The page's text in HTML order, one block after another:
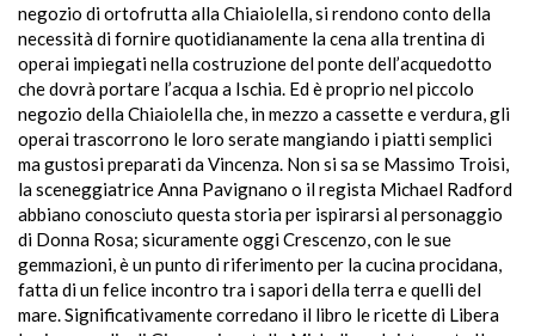
negozio di ortofrutta alla Chiaiolella, si rendono conto della
necessità di fornire quotidianamente la cena alla trentina di
operai impiegati nella costruzione del ponte dell’acquedotto
che dovrà portare l’acqua a Ischia. Ed è proprio nel piccolo
negozio della Chiaiolella che, in mezzo a cassette e verdura, gli
operai trascorrono le loro serate mangiando i piatti semplici
ma gustosi preparati da Vincenza. Non si sa se Massimo Troisi,
la sceneggiatrice Anna Pavignano o il regista Michael Radford
abbiano conosciuto questa storia per ispirarsi al personaggio
di Donna Rosa; sicuramente oggi Crescenzo, con le sue
gemmazioni, è un punto di riferimento per la cucina procidana,
fatta di un felice incontro tra i sapori della terra e quelli del
mare. Significativamente corredano il libro le ricette di Libera